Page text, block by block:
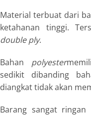
Material terbuat dari
ketahanan tinggi.
double ply.
Bahan polyester
sedikit dibanding
diangkat tidak akan
Barang sangat